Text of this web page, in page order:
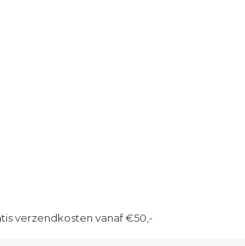
verzendkosten vanaf €50,-